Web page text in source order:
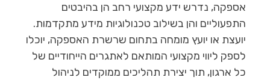
אספקה, נדרש ידע מקצועי רחב הן בהיבטים
התפעוליים והן בשילוב טכנולוגיות מידע מתקדמות.
יועצת או יועץ מומחה בתחום שרשרת האספקה, יוכלו
לספק ליווי מקצועי המותאם לאתגרים הייחודיים של
כל ארגון, תוך יצירת תהליכים ממוקדים לניהול